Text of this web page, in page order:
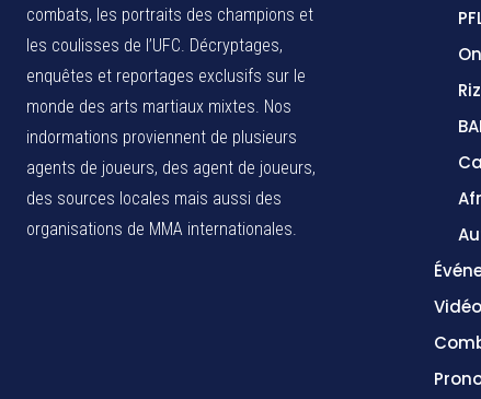
combats, les portraits des champions et
les coulisses de l’UFC. Décryptages,
enquêtes et reportages exclusifs sur le
monde des arts martiaux mixtes. Nos
indormations proviennent de plusieurs
agents de joueurs, des agent de joueurs,
des sources locales mais aussi des
organisations de MMA internationales.
Vidéo